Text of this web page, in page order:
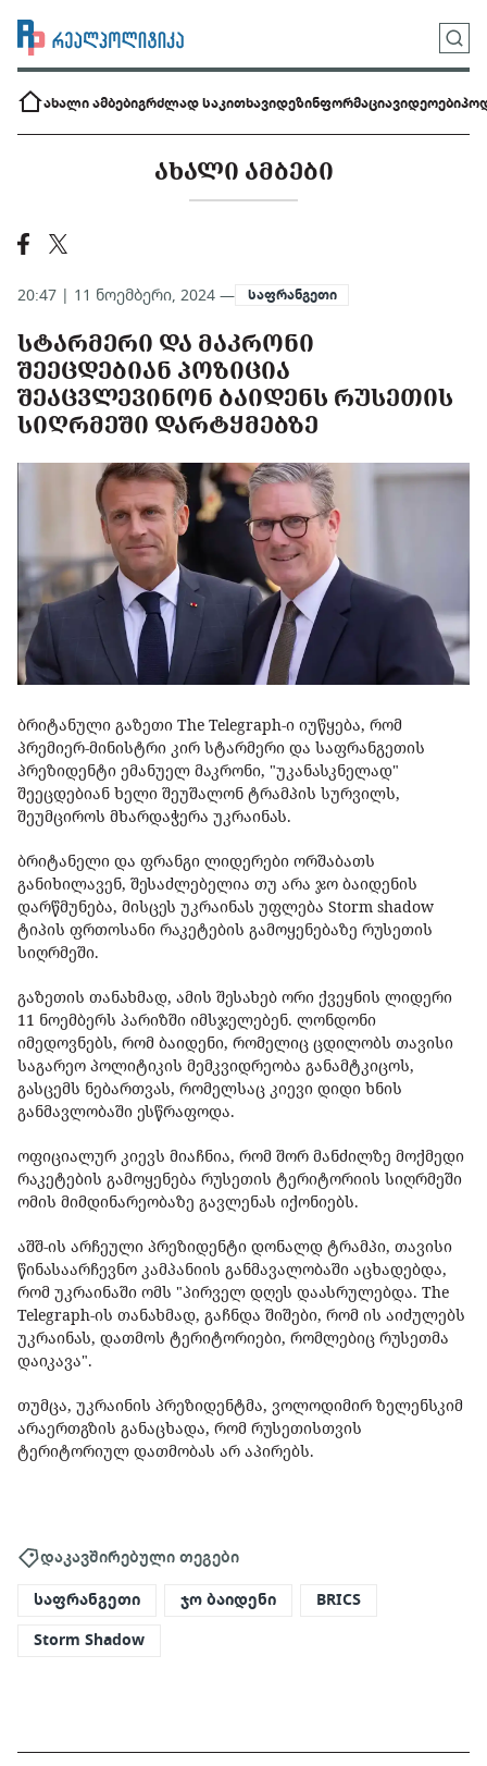
ახალი ამბებიგრძლად საკითხავიდეზინფორმაციავიდეოები
ᲐᲮᲐᲚᲘ ᲐᲛᲑᲔᲑᲘ
20:47 | 11 ნოემბერი, 2024 — საფრანგეთი
ᲡᲢᲐᲠᲛᲔᲠᲘ ᲓᲐ ᲛᲐᲙᲠᲝᲜᲘ
ᲨᲔᲔᲪᲓᲔᲑᲘᲐᲜ ᲞᲝᲖᲘᲪᲘᲐ
ᲨᲔᲐᲪᲕᲚᲔᲕᲘᲜᲝᲜ ᲑᲐᲘᲓᲔᲜᲡ ᲠᲣᲡᲔᲗᲘᲡ
ᲡᲘᲦᲠᲛᲔᲨᲘ ᲓᲐᲠᲢᲧᲛᲔᲑᲖᲔ
ბრიტანული გაზეთი The Telegraph-ი იუწყება, რომ
პრემიერ-მინისტრი კირ სტარმერი და საფრანგეთის
პრეზიდენტი ემანუელ მაკრონი, "უკანასკნელად"
შეეცდებიან ხელი შეუშალონ ტრამპის სურვილს,
შეუმციროს მხარდაჭერა უკრაინას.
ბრიტანელი და ფრანგი ლიდერები ორშაბათს
განიხილავენ, შესაძლებელია თუ არა ჯო ბაიდენის
დარწმუნება, მისცეს უკრაინას უფლება Storm shadow
ტიპის ფრთოსანი რაკეტების გამოყენებაზე რუსეთის
სიღრმეში.
გაზეთის თანახმად, ამის შესახებ ორი ქვეყნის ლიდერი
11 ნოემბერს პარიზში იმსჯელებენ. ლონდონი
იმედოვნებს, რომ ბაიდენი, რომელიც ცდილობს თავისი
საგარეო პოლიტიკის მემკვიდრეობა განამტკიცოს,
გასცემს ნებართვას, რომელსაც კიევი დიდი ხნის
განმავლობაში ესწრაფოდა.
ოფიციალურ კიევს მიაჩნია, რომ შორ მანძილზე მოქმედი
რაკეტების გამოყენება რუსეთის ტერიტორიის სიღრმეში
ომის მიმდინარეობაზე გავლენას იქონიებს.
აშშ-ის არჩეული პრეზიდენტი დონალდ ტრამპი, თავისი
წინასაარჩევნო კამპანიის განმავალობაში აცხადებდა,
რომ უკრაინაში ომს "პირველ დღეს დაასრულებდა. The
Telegraph-ის თანახმად, გაჩნდა შიშები, რომ ის აიძულებს
უკრაინას, დათმოს ტერიტორიები, რომლებიც რუსეთმა
დაიკავა".
თუმცა, უკრაინის პრეზიდენტმა, ვოლოდიმირ ზელენსკიმ
არაერთგზის განაცხადა, რომ რუსეთისთვის
ტერიტორიულ დათმობას არ აპირებს.
დაკავშირებული თეგები
საფრანგეთი ჯო ბაიდენი BRICS
Storm Shadow